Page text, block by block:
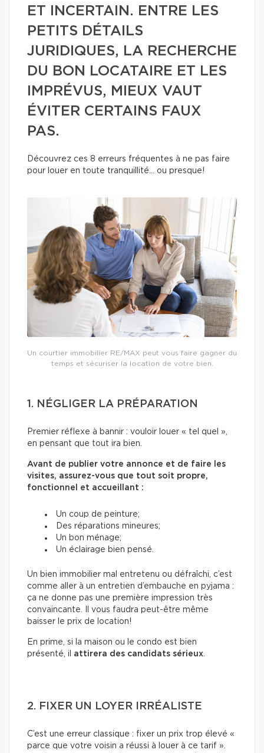
ET INCERTAIN. ENTRE LES
PETITS DÉTAILS
JURIDIQUES, LA RECHERCHE
DU BON LOCATAIRE ET LES
IMPRÉVUS, MIEUX VAUT
ÉVITER CERTAINS FAUX
PAS.
Découvrez ces 8 erreurs fréquentes à ne pas faire
pour louer en toute tranquillité… ou presque!
Un courtier immobilier RE/MAX peut vous faire gagner du
temps et sécuriser la location de votre bien.
1. NÉGLIGER LA PRÉPARATION
Premier réflexe à bannir : vouloir louer « tel quel »,
en pensant que tout ira bien.
Avant de publier votre annonce et de faire les
visites, assurez-vous que tout soit propre,
fonctionnel et accueillant :
Un coup de peinture;
Des réparations mineures;
Un bon ménage;
Un éclairage bien pensé.
Un bien immobilier mal entretenu ou défraîchi, c’est
comme aller à un entretien d’embauche en pyjama :
ça ne donne pas une première impression très
convaincante. Il vous faudra peut-être même
baisser le prix de location!
En prime, si la maison ou le condo est bien
présenté, il attirera des candidats sérieux.
2. FIXER UN LOYER IRRÉALISTE
C’est une erreur classique : fixer un prix trop élevé «
parce que votre voisin a réussi à louer à ce tarif ».